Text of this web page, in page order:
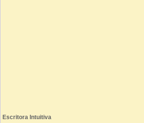
Escritora Intuitiva